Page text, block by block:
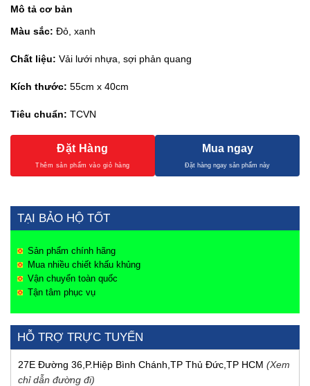
Mô tả cơ bản
Màu sắc: Đỏ, xanh
Chất liệu: Vải lưới nhựa, sợi phản quang
Kích thước: 55cm x 40cm
Tiêu chuẩn: TCVN
Đặt Hàng Mua ngay
TẠI BẢO HỘ TỐT
Sản phẩm chính hãng
Mua nhiều chiết khấu khủng
Vận chuyển toàn quốc
Tận tâm phục vụ
HỖ TRỢ TRỰC TUYẾN
27E Đường 36,P.Hiệp Bình Chánh,TP Thủ Đức,TP HCM (Xem
chỉ dẫn đường đi)